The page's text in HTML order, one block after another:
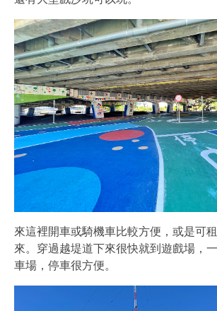
來這裡開車或騎機車比較方便，或是可
來。穿過越堤道下來很快就到遊戲場，
車場，停車很方便。